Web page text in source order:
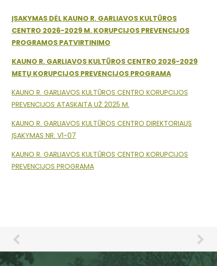
ĮSAKYMAS DĖL KAUNO R. GARLIAVOS KULTŪROS
CENTRO 2026-2029 M. KORUPCIJOS PREVENCIJOS
PROGRAMOS PATVIRTINIMO
KAUNO R. GARLIAVOS KULTŪROS CENTRO 2026-2029
METŲ KORUPCIJOS PREVENCIJOS PROGRAMA
KAUNO R. GARLIAVOS KULTŪROS CENTRO KORUPCIJOS
PREVENCIJOS ATASKAITA UŽ 2025 M.
KAUNO R. GARLIAVOS KULTŪROS CENTRO DIREKTORIAUS
ĮSAKYMAS NR. V1-07
KAUNO R. GARLIAVOS KULTŪROS CENTRO KORUPCIJOS
PREVENCIJOS PROGRAMA